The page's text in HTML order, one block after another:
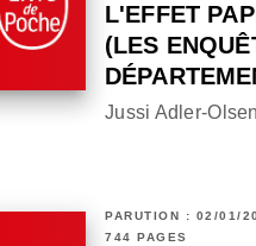
L'EFFET
(LES
Jussi Adler-Olsen
PARUTION : 02/01/
744 PAGES